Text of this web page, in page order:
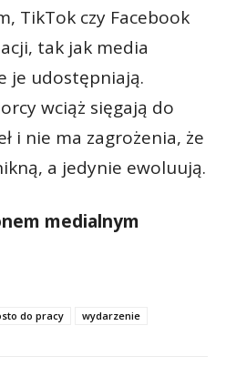
TikTok czy Facebook
tak jak media
je udostępniają.
wciąż sięgają do
i nie ma zagrożenia, że
a jedynie ewoluują.
medialnym
do pracy wydarzenie